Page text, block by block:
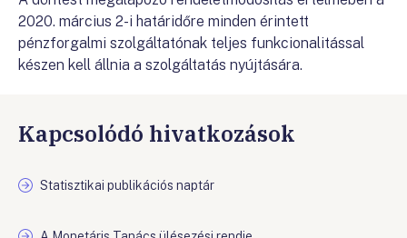
2020. március 2-i határidőre minden érintett
pénzforgalmi szolgáltatónak teljes funkcionalitással
készen kell állnia a szolgáltatás nyújtására.
Kapcsolódó hivatkozások
Statisztikai publikációs naptár